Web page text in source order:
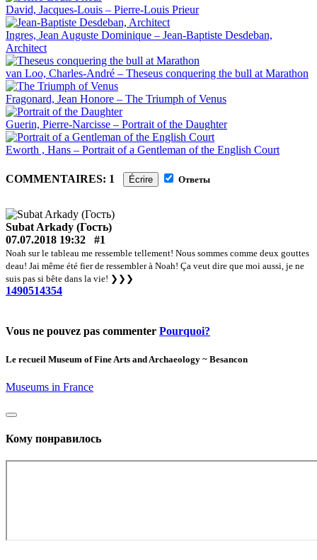
David, Jacques-Louis – Pierre-Louis Prieur
Ingres, Jean Auguste Dominique – Jean-Baptiste Desdeban,
Architect
van Loo, Charles-André – Theseus conquering the bull at Marathon
Fragonard, Jean Honore – The Triumph of Venus
Guerin, Pierre-Narcisse – Portrait of the Daughter
Eworth , Hans – Portrait of a Gentleman of the English Court
COMMENTAIRES: 1 Écrire Ответы
Subat Arkady (Гость)
07.07.2018 19:32
#1
Noah sur le tableau me ressemble tellement! Nous sommes comme deux gouttes
deau! Jai même été fier de ressembler à Noah! Ça veut dire que moi aussi, je ne
suis pas si bête dans la vie! ❯❯❯
1490514354
Vous ne pouvez pas commenter Pourquoi?
Le recueil Museum of Fine Arts and Archaeology ~ Besancon
Museums in France
Кому понравилось